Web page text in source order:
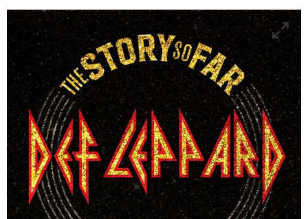
11. Hysteria
12. Have You Ever Needed Someone So Bad
13. Make Love Like A Man
14. Action
15. When Love & Hate Collide
16. Rock Of Ages